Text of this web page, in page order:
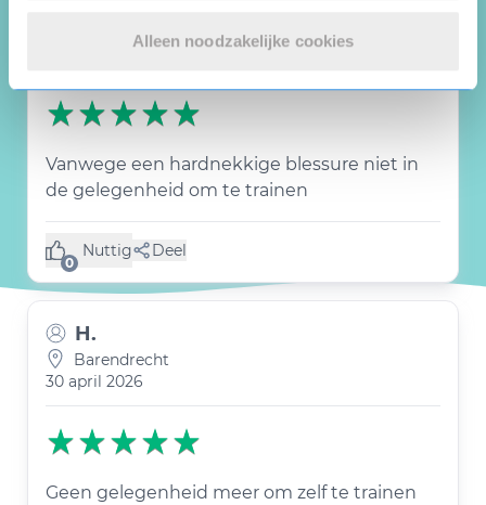
Alleen noodzakelijke cookies
Barendrecht
30 april 2026
Vanwege een hardnekkige blessure niet in
de gelegenheid om te trainen
0
Nuttig
(0 like) Deel
H.
Barendrecht
30 april 2026
Geen gelegenheid meer om zelf te trainen